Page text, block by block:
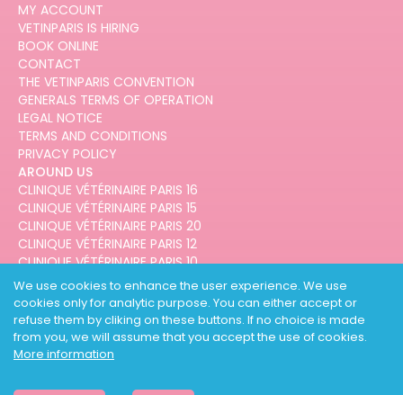
We use cookies to enhance the user experience. We use
cookies only for analytic purpose. You can either accept or
refuse them by cliking on these buttons. If no choice is made
from you, we will assume that you accept the use of cookies.
More information
MY ACCOUNT
VETINPARIS IS HIRING
BOOK ONLINE
CONTACT
THE VETINPARIS CONVENTION
GENERALS TERMS OF OPERATION
LEGAL NOTICE
TERMS AND CONDITIONS
PRIVACY POLICY
AROUND US
CLINIQUE VÉTÉRINAIRE PARIS 16
CLINIQUE VÉTÉRINAIRE PARIS 15
CLINIQUE VÉTÉRINAIRE PARIS 20
CLINIQUE VÉTÉRINAIRE PARIS 12
CLINIQUE VÉTÉRINAIRE PARIS 10
CLINIQUE VÉTÉRINAIRE PARIS 3